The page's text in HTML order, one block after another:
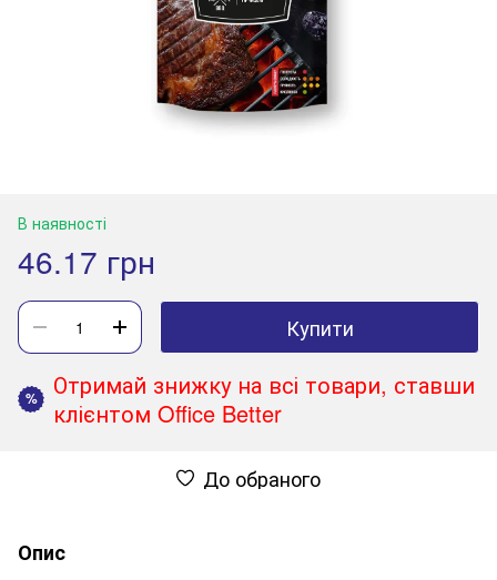
В наявності
46.17 грн
Купити
%
Отримай знижку на всі товари, ставши
клієнтом Office Better
До обраного
Опис